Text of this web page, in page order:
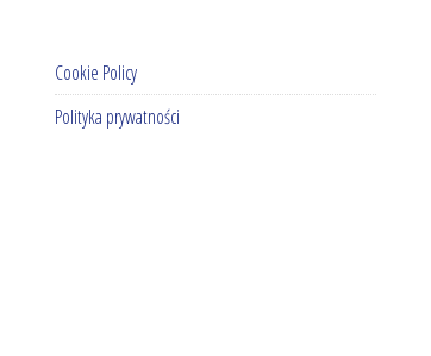
Cookie Policy
Polityka prywatności